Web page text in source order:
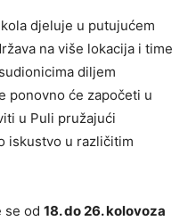
djeluje u putujućem
na više lokacija i time
diljem
ponovno će započeti u
u Puli pružajući
iskustvo u različitim
se od 18. do 26. kolovoza